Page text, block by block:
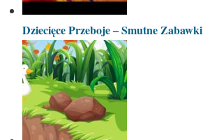
Dziecięce Przeboje – Smutne Zabawki